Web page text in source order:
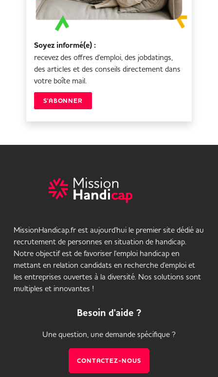
Soyez informé(e) :
recevez des offres d'emploi, des jobdatings,
des articles et des conseils directement dans
votre boîte mail.
S'ABONNER
MissionHandicap.fr est aujourd'hui le premier site dédié au
recrutement de personnes en situation de handicap.
Notre objectif est de favoriser l'emploi handicap en
mettant en relation candidats en recherche d'emploi et
les entreprises ouvertes à la diversité. Nos solutions sont
multiples et innovantes !
Besoin d'aide ?
Une question, une demande spécifique ?
CONTACTEZ-NOUS